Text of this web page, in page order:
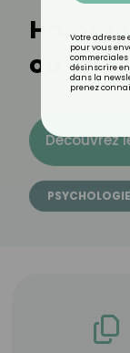
ou
Découvrez
PSYCHOLOGIE
Votre adresse
pour vous
désinscrire
dans la
prenez